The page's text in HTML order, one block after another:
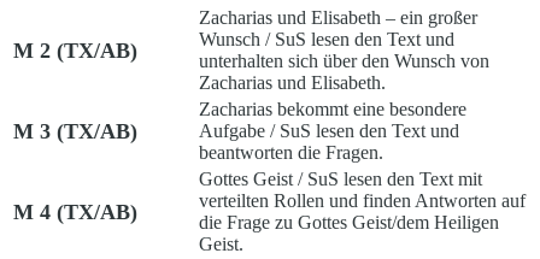
M 2 (TX/AB)
Zacharias und Elisabeth – ein großer
Wunsch /SuS lesen den Text und
unterhalten sich über den Wunsch von
Zacharias und Elisabeth.
M 3 (TX/AB)
Zacharias bekommt eine besondere
Aufgabe / SuS lesen den Text und
beantworten die Fragen.
M 4 (TX/AB)
Gottes Geist /SuS lesen den Text mit
verteilten Rollen und finden Antworten auf
die Frage zu Gottes Geist/dem Heiligen
Geist.